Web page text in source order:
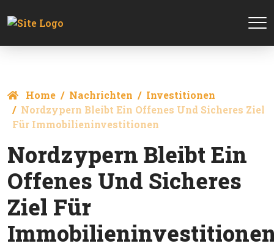
Home Nachrichten
Investitionen
Nordzypern Bleibt Ein Offenes Und Sicheres Ziel
Für Immobilieninvestitionen
Nordzypern Bleibt Ein
Offenes Und Sicheres
Ziel Für